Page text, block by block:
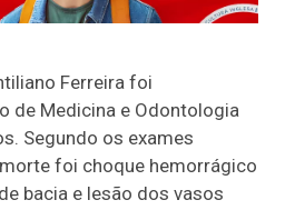
Ferreira foi
de Medicina e Odontologia
Segundo os exames
foi choque hemorrágico
bacia e lesão dos vasos